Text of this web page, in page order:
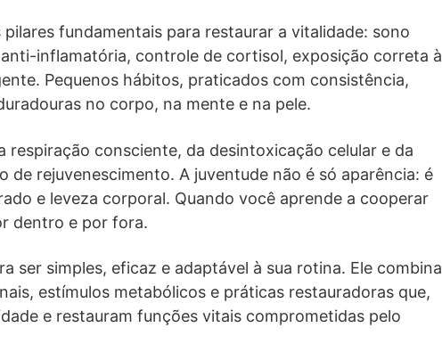
fundamentais para restaurar a vitalidade: sono
inflamatória, controle de cortisol, exposição correta à
Pequenos hábitos, praticados com consistência,
no corpo, na mente e na pele.
respiração consciente, da desintoxicação celular e da
rejuvenescimento. A juventude não é só aparência: é
e leveza corporal. Quando você aprende a cooperar
dentro e por fora.
ser simples, eficaz e adaptável à sua rotina. Ele combina
estímulos metabólicos e práticas restauradoras que,
e restauram funções vitais comprometidas pelo